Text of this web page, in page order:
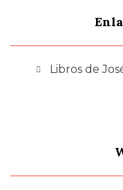
Libros de